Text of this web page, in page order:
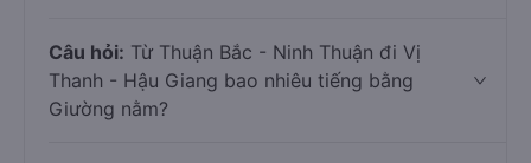
Câu hỏi: Từ Thuận Bắc - Ninh Thuận đi Vị
Thanh - Hậu Giang bao nhiêu tiếng bằng
Giường nằm?